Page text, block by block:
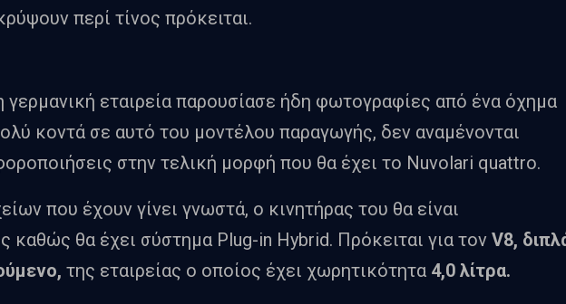
περί τίνος πρόκειται.
γερμανική εταιρεία παρουσίασε ήδη φωτογραφίες από ένα όχημα
κοντά σε αυτό του μοντέλου παραγωγής, δεν αναμένονται
στην τελική μορφή που θα έχει το Nuvolari quattro.
που έχουν γίνει γνωστά, ο κινητήρας του θα είναι
καθώς θα έχει σύστημα Plug-in Hybrid. Πρόκειται για τον V8,
της εταιρείας ο οποίος έχει χωρητικότητα 4,0 λίτρα.